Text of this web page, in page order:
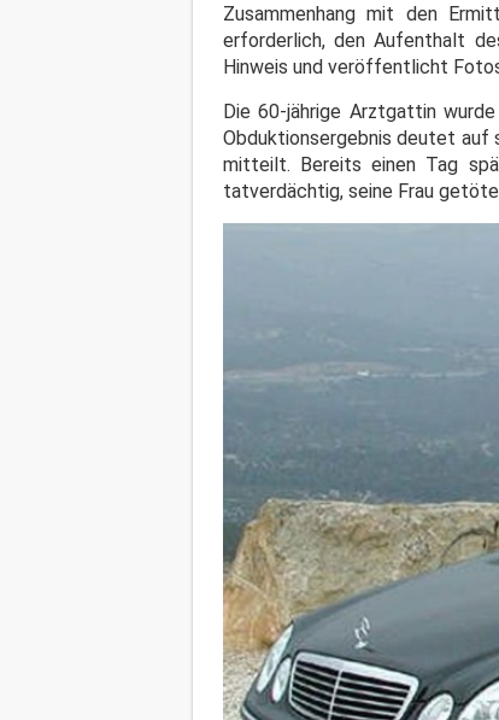
Zusammenhang mit den
erforderlich, den Aufenthalt
Hinweis und veröffentlicht
Die 60-jährige Arztgattin
Obduktionsergebnis deutet auf
mitteilt. Bereits einen Tag
tatverdächtig, seine Frau